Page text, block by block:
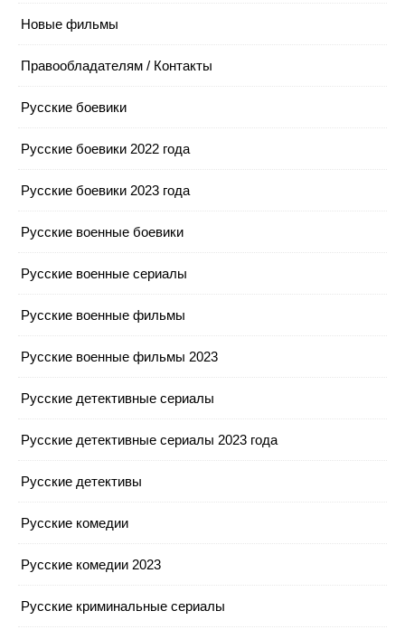
Новые фильмы
Правообладателям / Контакты
Русские боевики
Русские боевики 2022 года
Русские боевики 2023 года
Русские военные боевики
Русские военные сериалы
Русские военные фильмы
Русские военные фильмы 2023
Русские детективные сериалы
Русские детективные сериалы 2023 года
Русские детективы
Русские комедии
Русские комедии 2023
Русские криминальные сериалы